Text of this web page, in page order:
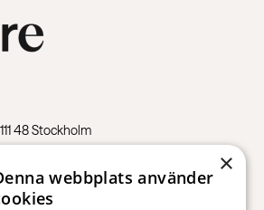
48 Stockholm
med Neuropsykiatriska
ADHD och autism.
×
webbplats använder